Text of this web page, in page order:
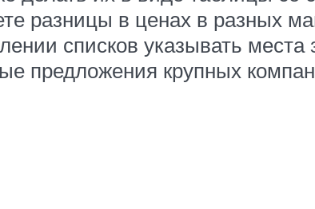
разницы в ценах в разных
списков указывать места
предложения крупных